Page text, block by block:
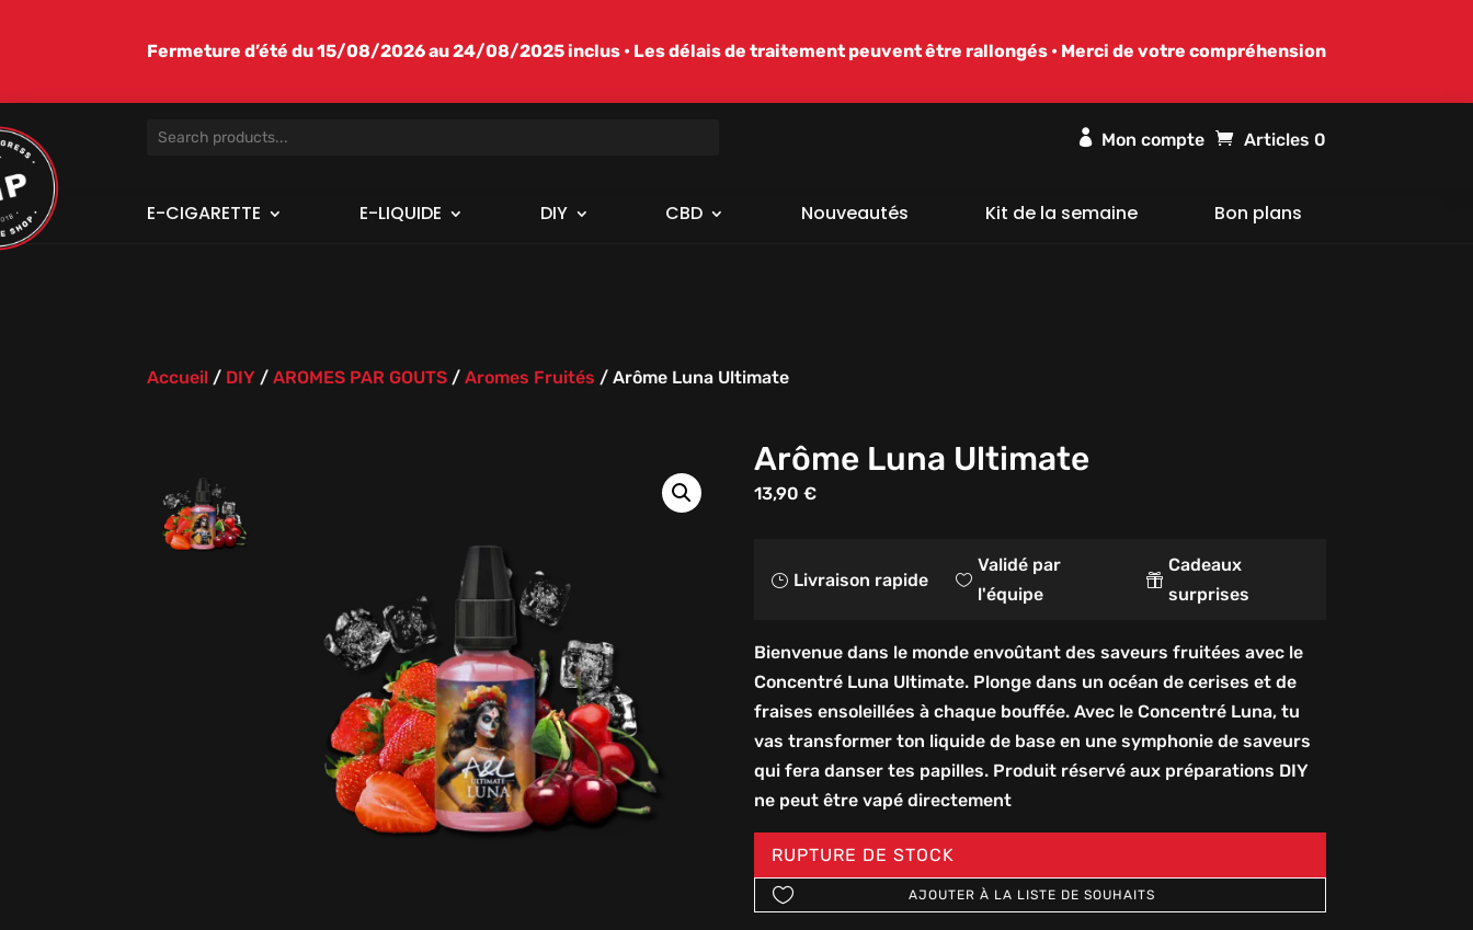
Fermeture d’été du 15/08/2026 au 24/08/2025 inclus • Les délais de traitement peuvent être rallongés • Merci de votre compréhension
 Articles 0
E-CIGARETTE E-LIQUIDE DIY CBD Nouveautés Kit de la semaine Bon plans
Accueil / DIY /AROMES PAR GOUTS /Aromes Fruités /Arôme Luna Ultimate
Arôme Luna Ultimate
13,90€
} Livraison rapide 
Validé par
l'équipe

Cadeaux
surprises
Bienvenue dans le monde envoûtant des saveurs fruitées avec le
Concentré Luna Ultimate. Plonge dans un océan de cerises et de
fraises ensoleillées à chaque bouffée. Avec le Concentré Luna, tu
vas transformer ton liquide de base en une symphonie de saveurs
qui fera danser tes papilles. Produit réservé aux préparations DIY
ne peut être vapé directement
RUPTURE DE STOCK
AJOUTER À LA LISTE DE SOUHAITS